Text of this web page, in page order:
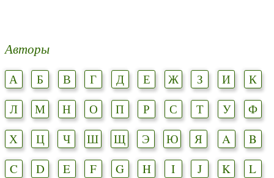
Авторы
А Б В Г Д Е Ж З И
К
Л
М Н О П Р С Т У
Ф
Х
Ц Ч Ш Щ Э Ю Я A
B
C
D E F G H I J K
L